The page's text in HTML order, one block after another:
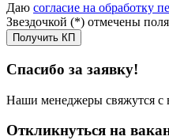
Даю согласие на обработку
Звездочкой (*) отмечены
Получить КП
Спасибо за заявку!
Наши менеджеры свяжутся с
Откликнуться на